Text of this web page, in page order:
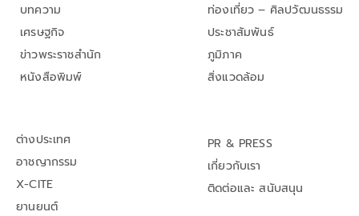
บทความ
เศรษฐกิจ
ข่าวพระราชสำนัก
หนังสือพิมพ์
ท่องเที่ยว – ศิลปวัฒนธรรม
ประชาสัมพันธ์
ภูมิภาค
สิ่งแวดล้อม
ต่างประเทศ
อาชญากรรม
X-CITE
ยานยนต์
PR & PRESS
เกี่ยวกับเรา
ติดต่อและ สนับสนุน